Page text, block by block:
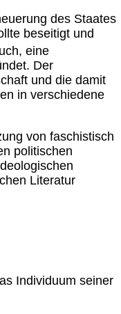
des Staates
beseitigt und
eine
Der
und die damit
in verschiedene
von faschistisch
politischen
Literatur
Individuum seiner